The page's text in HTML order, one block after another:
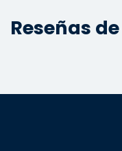
Reseñas